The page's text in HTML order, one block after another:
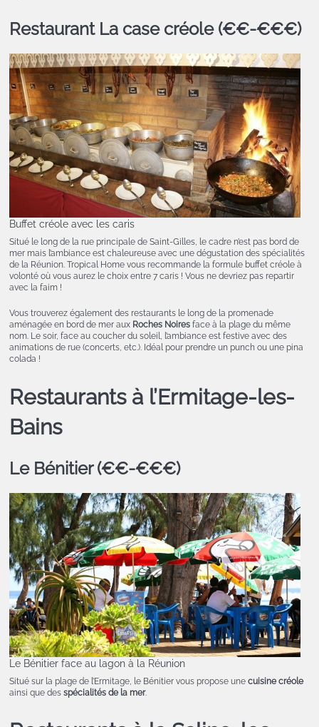
Restaurant La case créole (€€-€€€)
Buffet créole avec les caris
Situé le long de la rue principale de Saint-Gilles, le cadre n’est pas bord de
mer mais l’ambiance est chaleureuse avec une dégustation des spécialités
de la Réunion. Tropical Home vous recommande la formule buffet créole à
volonté où vous aurez le choix entre 7 caris ! Vous ne devriez pas repartir
avec la faim !
Vous trouverez également des restaurants le long de la promenade
aménagée en bord de mer aux Roches Noiresface à la plage du même
nom. Le soir, face au coucher du soleil, l’ambiance est festive avec des
animations de rue (concerts, etc.). Idéal pour prendre un punch ou une pina
colada !
Restaurants à l’Ermitage-les-
Bains
Le Bénitier (€€-€€€)
Le Bénitier face au lagon à la Réunion
Situé sur la plage de l’Ermitage, le Bénitier vous propose une cuisine créole
ainsi que des spécialités de la mer.